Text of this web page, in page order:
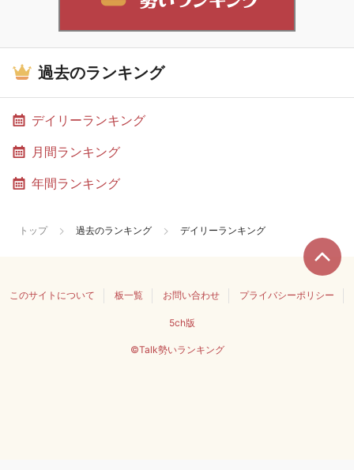
過去のランキング
デイリーランキング
月間ランキング
年間ランキング
トップ 過去のランキング デイリーランキング
このサイトについて 板一覧 お問い合わせ プライバシーポリシー
5ch版
©Talk勢いランキング